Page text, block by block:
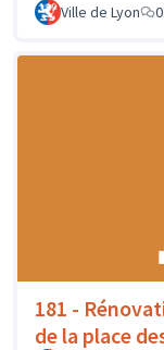
Ville de Lyon 0
181 -
de la place